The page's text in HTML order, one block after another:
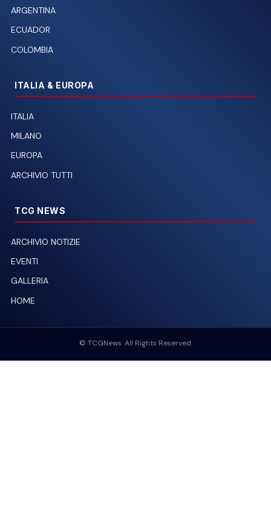
ARGENTINA
ECUADOR
COLOMBIA
ITALIA & EUROPA
ITALIA
MILANO
EUROPA
ARCHIVIO TUTTI
TCG NEWS
ARCHIVIO NOTIZIE
EVENTI
GALLERIA
HOME
© TCGNews. All Rights Reserved.